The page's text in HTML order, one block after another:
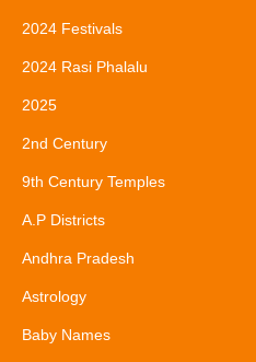
2024 Festivals
2024 Rasi Phalalu
2025
2nd Century
9th Century Temples
A.P Districts
Andhra Pradesh
Astrology
Baby Names